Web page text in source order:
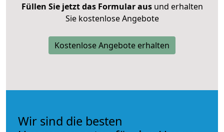
Füllen Sie jetzt das Formular ausund erhalten
Sie kostenlose Angebote
Kostenlose Angebote erhalten
Wir sind die besten